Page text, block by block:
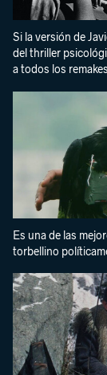
Si la versión de
del thriller
a todos los remakes
Es una de las
torbellino